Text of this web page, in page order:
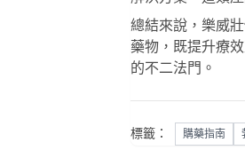
總結來說，樂威
藥物，既提升療
的不二法門。
標籤： 購藥指南